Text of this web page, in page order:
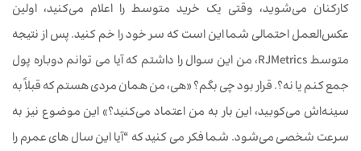
کارکنان می‌شوید، وقتی یک خرید متوسط را اعلام می‌کنید، اولین
عکس‌العمل احتمالی شما این است که سر خود را خم کنید. پس از نتیجه
متوسط RJMetrics، من این سوال را داشتم که آیا می توانم دوباره پول
جمع کنم یا نه؟. قرار بود چی بگم؟ «هی، من همان مردی هستم که قبلاً به
سینه‌اش می‌کوبید، این بار به من اعتماد می‌کنید؟» این موضوع نیز به
سرعت شخصی می‌شود. شما فکر می کنید که “آیا این سال های عمرم را